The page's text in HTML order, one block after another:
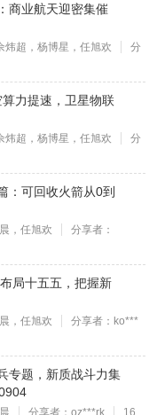
商业航天迎密集催
炜超，杨博星，任旭欢
分
力提速，卫星物联
炜超，杨博星，任旭欢
分
：可回收火箭从0到
，任旭欢
分享者：
局十五五，把握新
，任旭欢
分享者：ko***
专题，新质战斗力集
分享者：oz***rk
16